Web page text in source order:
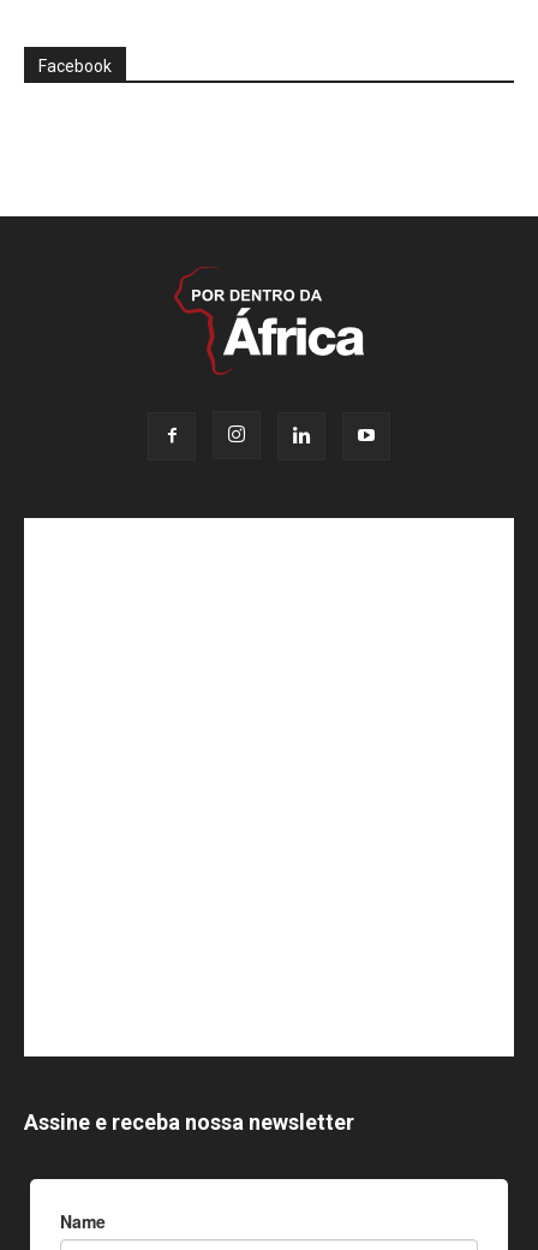
Facebook
Assine e receba nossa newsletter